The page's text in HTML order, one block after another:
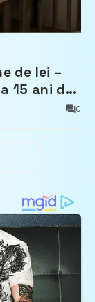
de lei –
15 ani de
0